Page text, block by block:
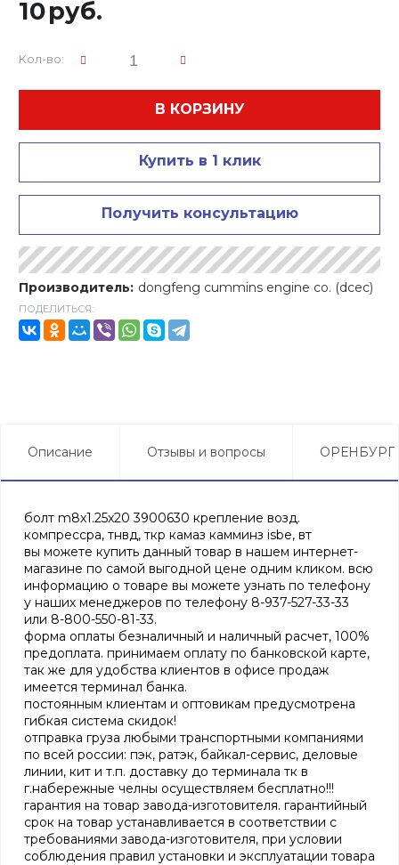
10руб.
Кол-во:
В КОРЗИНУ
Купить в 1 клик
Получить консультацию
Производитель: dongfeng cummins engine co. (dcec)
ПОДЕЛИТЬСЯ:
Описание Отзывы и вопросы ОРЕНБУРГ
болт m8x1.25x20 3900630 крепление возд.
компрессра, тнвд, ткр камаз камминз isbe, вт
вы можете купить данный товар в нашем интернет-
магазине по самой выгодной цене одним кликом. всю
информацию о товаре вы можете узнать по телефону
у наших менеджеров по телефону 8-937-527-33-33
или 8-800-550-81-33.
форма оплаты безналичный и наличный расчет, 100%
предоплата. принимаем оплату по банковской карте,
так же для удобства клиентов в офисе продаж
имеется терминал банка.
постоянным клиентам и оптовикам предусмотрена
гибкая система скидок!
отправка груза любыми транспортными компаниями
по всей россии: пэк, ратэк, байкал-сервис, деловые
линии, кит и т.п. доставку до терминала тк в
г.набережные челны осуществляем бесплатно!!!
гарантия на товар завода-изготовителя. гарантийный
срок на товар устанавливается в соответствии с
требованиями завода-изготовителя, при условии
соблюдения правил установки и эксплуатации товара